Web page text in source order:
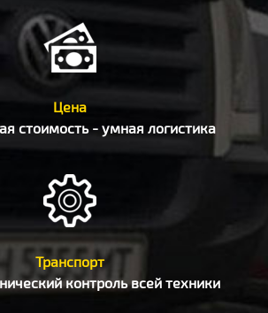
Цена
стоимость - умная логистика
Транспорт
контроль всей техники